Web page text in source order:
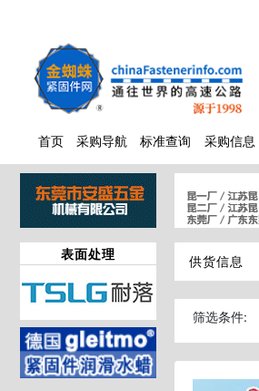
首页 采购导航 标准查询 采购信息
表面处理 供货信息
筛选条件: